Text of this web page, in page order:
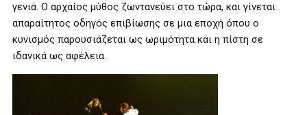
γενιά. Ο αρχαίος μύθος ζωντανεύει στο τώρα, και γίνεται
απαραίτητος οδηγός επιβίωσης σε μια εποχή όπου ο
κυνισμός παρουσιάζεται ως ωριμότητα και η πίστη σε
ιδανικά ως αφέλεια.